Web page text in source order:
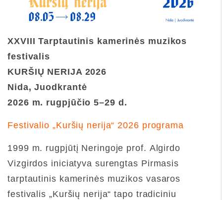
XXVIII Tarptautinis kamerinės muzikos
festivalis
KURŠIŲ NERIJA 2026
Nida, Juodkrantė
2026 m. rugpjūčio 5–29 d.
Festivalio „Kuršių nerija“ 2026 programa
1999 m. rugpjūtį Neringoje prof. Algirdo
Vizgirdos iniciatyva surengtas Pirmasis
tarptautinis kamerinės muzikos vasaros
festivalis „Kuršių nerija“ tapo tradiciniu